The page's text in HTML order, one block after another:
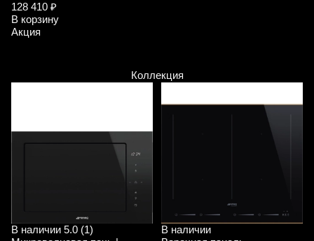
128 410 ₽
В корзину
Акция
Коллекция
В наличии 5.0 (1)
В наличии